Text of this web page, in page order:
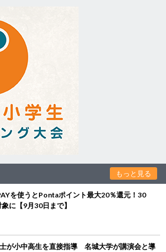
もっと見る
を使うとPontaポイント最大20％還元！30
に【9月30日まで】
が小中高生を直接指導 名城大学が講演会と導